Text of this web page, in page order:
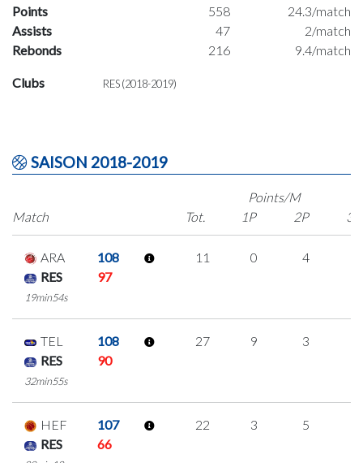
Points
558
24.3/match
Assists
47
2/match
Rebonds
216 9.4/match
Clubs RES (2018-2019)
SAISON 2018-2019
Match
Points/M
Tot.
1P 2P 3P
ARA
108
RES
97
19min54s
11 0 4
TEL
108
RES
90
32min55s
27 9 3
HEF
107
RES
66
22 3 5